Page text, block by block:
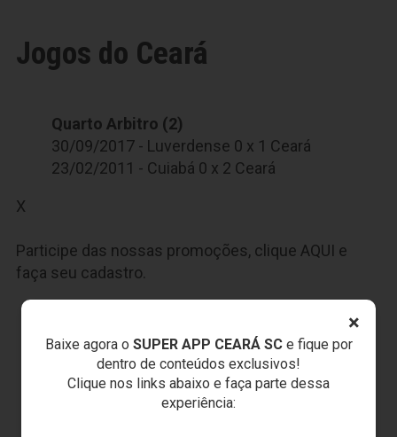
×
Baixe agora o SUPER APP CEARÁ SCe fique por
dentro de conteúdos exclusivos!
Clique nos links abaixo e faça parte dessa
experiência:
Jogos do Ceará
Quarto Arbitro (2)
30/09/2017 - Luverdense 0 x 1 Ceará
23/02/2011 - Cuiabá 0 x 2 Ceará
X
Participe das nossas promoções, clique AQUI e
faça seu cadastro.